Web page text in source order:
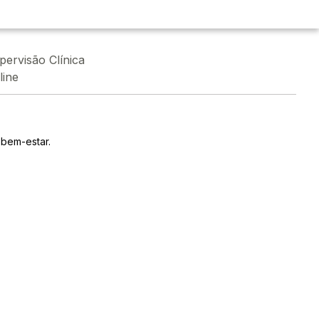
Clínica
estar.